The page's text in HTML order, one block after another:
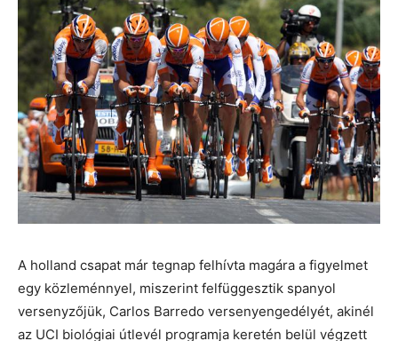
A holland csapat már tegnap felhívta magára a figyelmet
egy közleménnyel, miszerint felfüggesztik spanyol
versenyzőjük, Carlos Barredo versenyengedélyét, akinél
az UCI biológiai útlevél programja keretén belül végzett